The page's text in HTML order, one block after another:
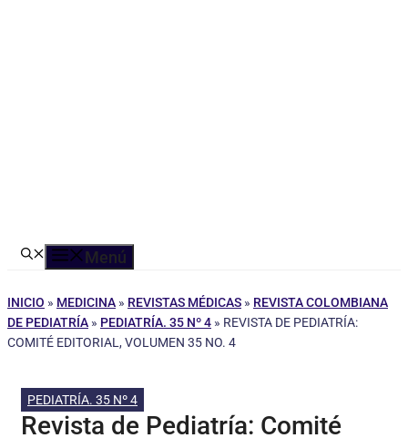
Menú
INICIO » MEDICINA » REVISTAS MÉDICAS » REVISTA COLOMBIANA
DE PEDIATRÍA » PEDIATRÍA. 35 Nº 4 » REVISTA DE PEDIATRÍA:
COMITÉ EDITORIAL, VOLUMEN 35 NO. 4
PEDIATRÍA. 35 Nº 4
Revista de Pediatría: Comité